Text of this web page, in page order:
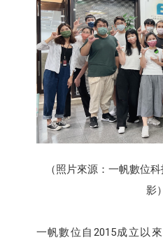
（照片來源：一帆數位
影）
一帆數位自2015成立以